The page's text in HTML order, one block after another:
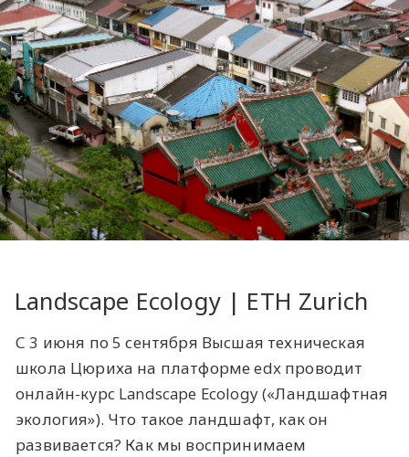
​Landscape Ecology | ETH Zurich ​
С 3 июня по 5 сентября Высшая техническая
школа Цюриха на платформе edx проводит
онлайн-курс Landscape Ecology («Ландшафтная
экология»). Что такое ландшафт, как он
развивается? Как мы воспринимаем